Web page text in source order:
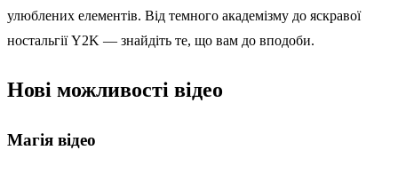
улюблених елементів. Від темного академізму до яскравої
ностальгії Y2K — знайдіть те, що вам до вподоби.
Нові можливості відео
Магія відео